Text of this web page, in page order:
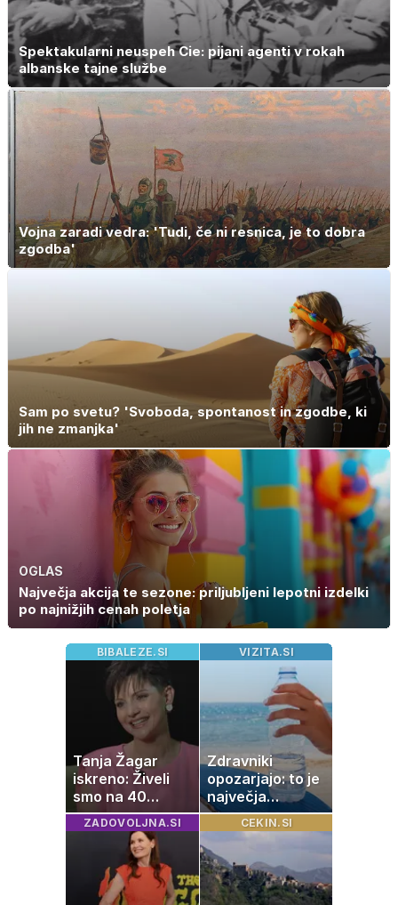
Spektakularni neuspeh Cie: pijani agenti v rokah
albanske tajne službe
Vojna zaradi vedra: 'Tudi, če ni resnica, je to dobra
zgodba'
Sam po svetu? 'Svoboda, spontanost in zgodbe, ki
jih ne zmanjka'
OGLAS
Največja akcija te sezone: priljubljeni lepotni izdelki
po najnižjih cenah poletja
BIBALEZE.SI
Tanja Žagar
iskreno: Živeli
smo na 40
kvadratih, a
imela sem vse,
kar otrok
potrebuje
VIZITA.SI
Zdravniki
opozarjajo: to je
največja
napaka, ki jo
ljudje delajo med
vročino
ZADOVOLJNA.SI CEKIN.SI